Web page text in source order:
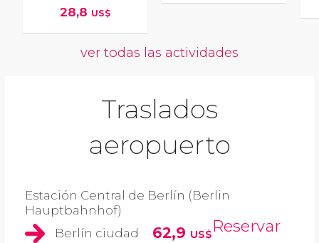
28,8 US$
ver todas las actividades
Traslados
aeropuerto
Estación Central de Berlín (Berlin
Hauptbahnhof)
Berlín ciudad
62,9 US$Reservar